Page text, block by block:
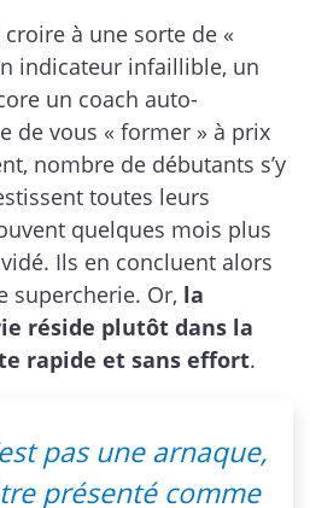
à une sorte de «
indicateur infaillible, un
un coach auto-
de vous « former » à prix
nombre de débutants s’y
toutes leurs
quelques mois plus
Ils en concluent alors
supercherie. Or, la
réside plutôt dans la
rapide et sans effort.
pas une arnaque,
présenté comme